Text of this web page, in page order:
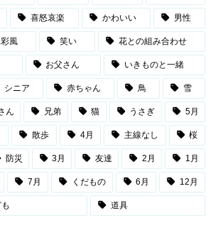
喜怒哀楽 かわいい 男性
風 笑い 花との組み合わせ
お父さん いきものと一緒
シニア 赤ちゃん 鳥 雪
ん 兄弟 猫 うさぎ 5月
散歩 4月 主線なし 桜
防災 3月 友達 2月 1月
7月 くだもの 6月 12月
道具